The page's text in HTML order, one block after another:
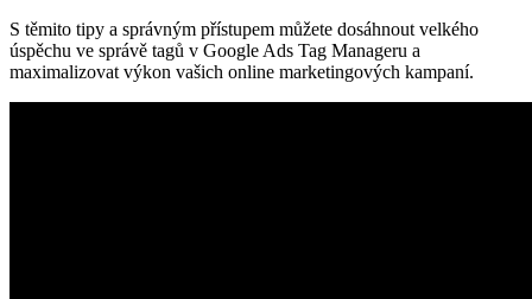
S těmito tipy a správným přístupem můžete dosáhnout velkého
úspěchu ve správě tagů v Google Ads Tag Manageru a
maximalizovat výkon vašich online marketingových kampaní.